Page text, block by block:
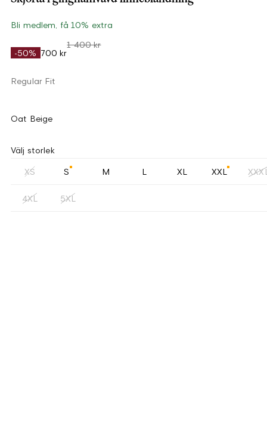
Bli medlem, få 10% extra
-50% 700 kr
1 400 kr
Regular Fit
Oat Beige
Välj storlek
XS S M L XL XXL
4XL 5XL